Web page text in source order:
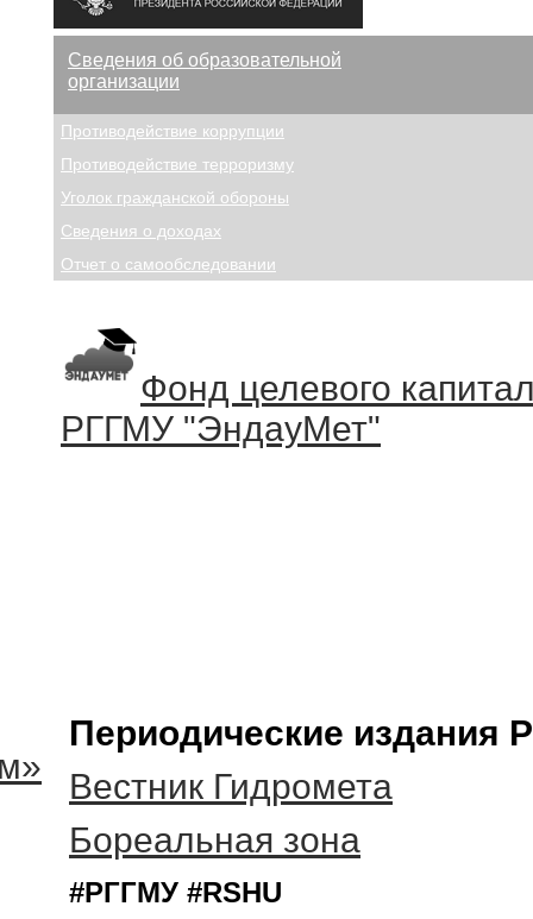
Сведения об образовательной
организации
Противодействие коррупции
Противодействие терроризму
Уголок гражданской обороны
Сведения о доходах
Отчет о самообследовании
Фонд целевого
РГГМУ "ЭндауМет"
Периодические издания
Вестник Гидромета
Бореальная зона
#РГГМУ #RSHU